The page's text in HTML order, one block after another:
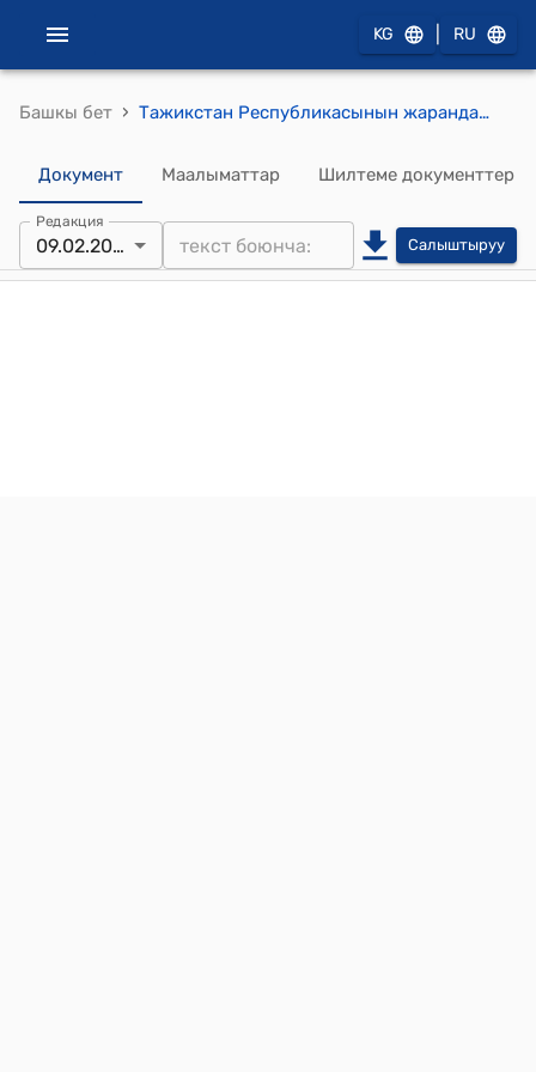
KG RU
Башкы бет › Тажикстан Республикасынын жарандарынын Кыргыз Республикасынын жарандыгын алышынын жөнөкөйлөтүлгөн тартиби жөнүндө жобо (Кыргыз Республикасынын Өкмөтүнүн 2006 - жылдын 3 -апрелиндеги № 220 токтому менен бекитилген)
Документ Маалыматтар Шилтеме документтер
Редакция
09.02.2011 Салыштыруу